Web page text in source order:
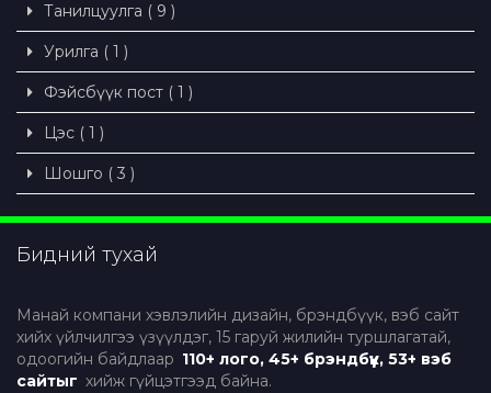
Танилцуулга ( 9 )
Урилга ( 1 )
Фэйсбүүк пост ( 1 )
Цэс ( 1 )
Шошго ( 3 )
Бидний тухай
Манай компани хэвлэлийн дизайн, брэндбүүк, вэб сайт
хийх үйлчилгээ үзүүлдэг, 15 гаруй жилийн туршлагатай,
одоогийн байдлаар 110+ лого, 45+ брэндбүүк, 53+ вэб
сайтыг хийж гүйцэтгээд байна.